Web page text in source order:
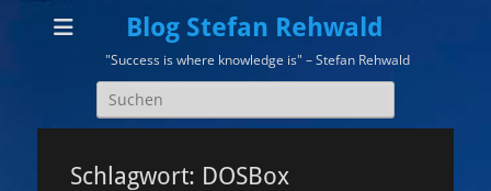
Blog Stefan Rehwald
"Success is where knowledge is" – Stefan Rehwald
Suchen
nach:
Schlagwort: DOSBox